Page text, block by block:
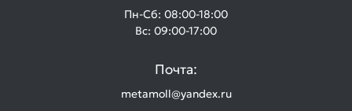
Пн-Сб: 08:00-18:00
Вс: 09:00-17:00
Почта:
metamoll@yandex.ru